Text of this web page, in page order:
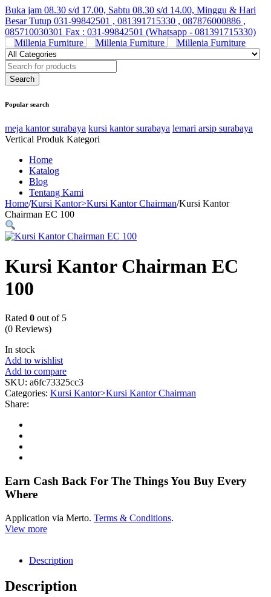
Buka jam 08.30 s/d 17.00, Sabtu 08.30 s/d 14.00, Minggu & Hari
Besar Tutup 031-99842501 , 081391715330 , 087876000886 ,
085710030301 Fax : 031-99842501 (Whatsapp - 081391715330)
Popular search
meja kantor surabaya kursi kantor surabaya lemari arsip surabaya
Vertical Produk Kategori
Home
Katalog
Blog
Tentang Kami
Home/Kursi Kantor>Kursi Kantor Chairman/Kursi Kantor
Chairman EC 100
Kursi Kantor Chairman EC
100
Rated 0 out of 5
(0 Reviews)
In stock
Add to wishlist
Add to compare
SKU: a6fc73325cc3
Categories: Kursi Kantor>Kursi Kantor Chairman
Share:
Earn Cash Back For The Things You Buy Every
Where
Application via Merto. Terms & Conditions.
View more
Description
Description